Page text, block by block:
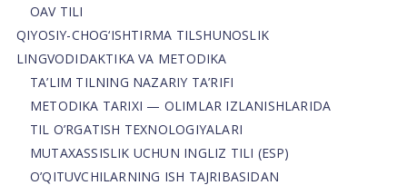
OAV TILI
QIYOSIY-CHOG‘ISHTIRMA TILSHUNOSLIK
LINGVODIDAKTIKA VA METODIKA
TA’LIM TILNING NAZARIY TA’RIFI
METODIKA TARIXI — OLIMLAR IZLANISHLARIDA
TIL O’RGATISH TEXNOLOGIYALARI
MUTAXASSISLIK UCHUN INGLIZ TILI (ESP)
O’QITUVCHILARNING ISH TAJRIBASIDAN